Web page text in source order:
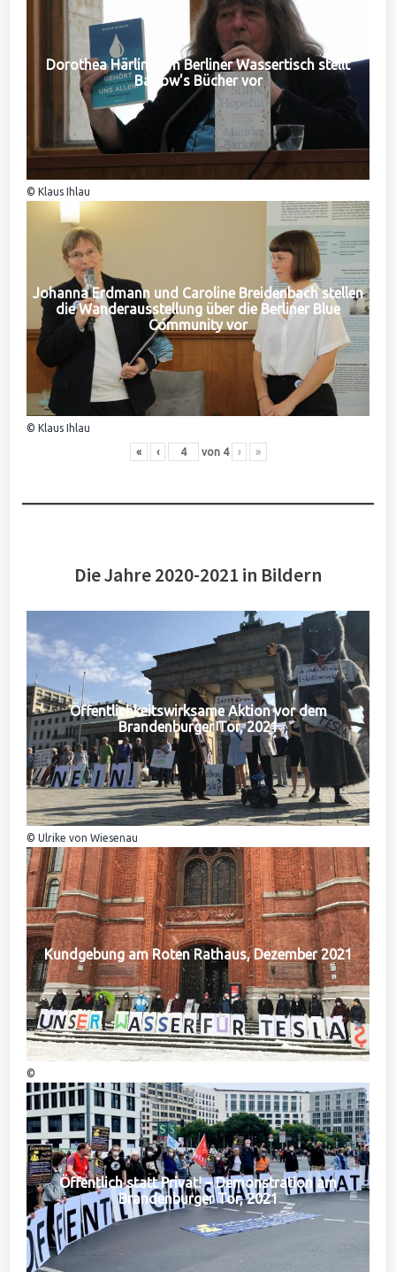
Dorothea Härlin vom Berliner Wassertisch stellt
Barlow's Bücher vor
© Klaus Ihlau
Johanna Erdmann und Caroline Breidenbach stellen
die Wanderausstellung über die Berliner Blue
Community vor
© Klaus Ihlau
« ‹ von 4 › »
Die Jahre 2020-2021 in Bildern
Öffentlichkeitswirksame Aktion vor dem
Brandenburger Tor, 2021
© Ulrike von Wiesenau
Kundgebung am Roten Rathaus, Dezember 2021
©
Öffentlich statt Privat! – Demonstration am
Brandenburger Tor, 2021